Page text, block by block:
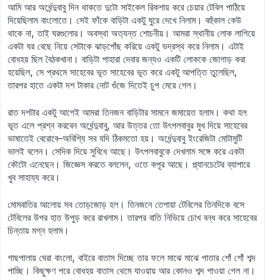
আমি আর অর্ধেন্দুবাবু দিন থাকতে দুটো সাইকেল রিকশায় করে চেয়ার টেবিল পাঠিয়ে
দিয়েছিলাম বাংলোতে। সেই ফাঁকে বাড়িটা একটু ঘুরে দেখে নিলাম। বহুঁকাল কেউ
থাকে না, তাই ঘরগুলোর। অবস্থা অত্যন্ত শোচনীয়। আমরা স্থানীয় লোক লাগিয়ে
একটা ঘর বেছে নিয়ে সেটাকে ঝাড়পোঁছ করিয়ে একটু ভদ্রস্থ করে নিলাম। এটাই
বোধহয় ছিল বৈঠকখানা। বাড়িটা পাহারা দেবার জন্যও একটি লোককে জোগাড় করা
হয়েছিল, সে প্রথমে সাহেবের ভূত সাহেবের ভূত করে একটু আপত্তি তুলেছিল,
তারপর হাতে একটা দশ টাকার নোট গুঁজে দিতেই চুপ মেরে গেল।
রাত দশটার একটু আগেই আমরা তিনজন বাড়িটার সামনে জমায়েত হলাম। কথা হল
ভূত এলে প্রশ্ন করবেন অর্ধেন্দুবাবু, আর উত্তর তো উৎপলবাবুর মুখ দিয়ে সাহেবের
ভাষাতেই বেরোবে–অবিশ্যি সব যদি ঠিকমতো হয়। অর্ধেন্দুবাবু ইংরেজিটা মোটামুটি
ভালই বলেন। সেদিক দিয়ে সুবিধে আছে। উৎপলবাবুকে দেখলাম সঙ্গে করে একটা
কৌটো এনেছেন। জিজ্ঞেস করতে বললেন, ওতে কপূর আছে। প্ল্যানচেটের ব্যাপারে
খুব সাহায্য করে।
মোমবাতির আলোয় সব তোড়জোড় হল। তিনজনে তেপায়া টেবিলের তিনদিকে বসে
টেবিলের উপর হাত উপুড় করে রাখলাম। তারপর বাতি নিভিয়ে চোখ বন্ধ করে সাহেবের
চিন্তায় মগ্ন হলাম।
গাছপালায় ঘেরা বাংলো, বাইরে বাতাস দিচ্ছে তার ফলে মাঝে মাঝে পাতার শোঁ শোঁ শব্দ
পাচ্ছি। কিছুক্ষণ পরে বোধহয় বাতাস থেমে যাওয়ায় আর কোনও শব্দ পাওয়া গেল না।